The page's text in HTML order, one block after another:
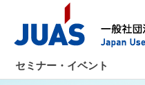
セミナー・イベント